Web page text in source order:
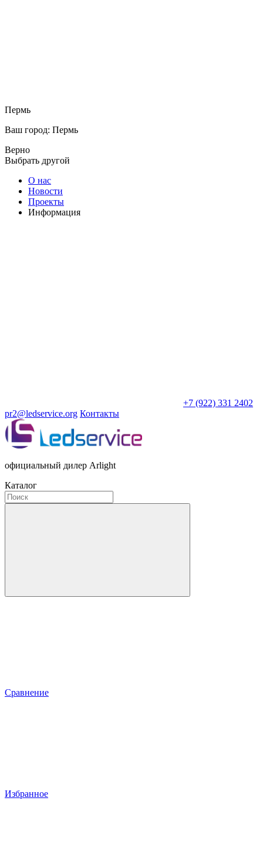
Пермь
Ваш город: Пермь
Верно
Выбрать другой
О нас
Новости
Проекты
Информация
+7 (922) 331 2402
pr2@ledservice.org Контакты
официальный дилер Arlight
Каталог
Сравнение
Избранное